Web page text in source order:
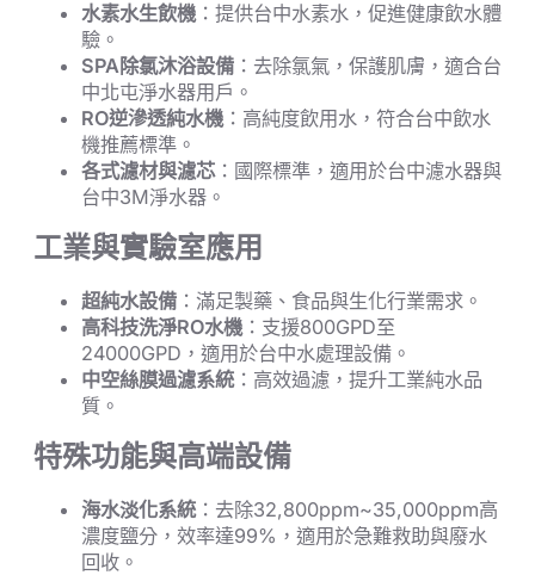
水素水生飲機：提供台中水素水，促進健康飲水體
驗。
SPA除氯沐浴設備 ：去除氯氣，保護肌膚，適合台
中北屯淨水器用戶。
RO逆滲透純水機：高純度飲用水，符合台中飲水
機推薦標準。
各式濾材與濾芯：國際標準，適用於台中濾水器與
台中3M淨水器。
工業與實驗室應用
超純水設備 ：滿足製藥、食品與生化行業需求。
高科技洗淨RO水機：支援800GPD至
24000GPD，適用於台中水處理設備。
中空絲膜過濾系統：高效過濾，提升工業純水品
質。
特殊功能與高端設備
海水淡化系統：去除32,800ppm~35,000ppm高
濃度鹽分，效率達99%，適用於急難救助與廢水
回收。